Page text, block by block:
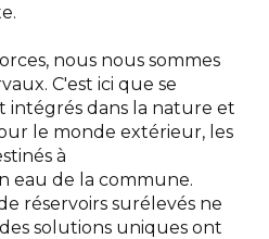
nous nous sommes
C'est ici que se
dans la nature et
le monde extérieur, les
à
eau de la commune.
réservoirs surélevés ne
solutions uniques ont